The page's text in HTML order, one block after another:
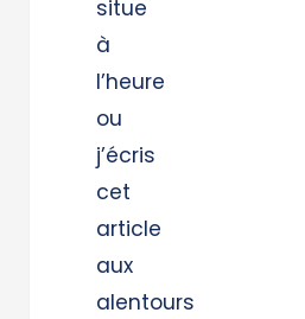
situe
à
l’heure
ou
j’écris
cet
article
aux
alentours